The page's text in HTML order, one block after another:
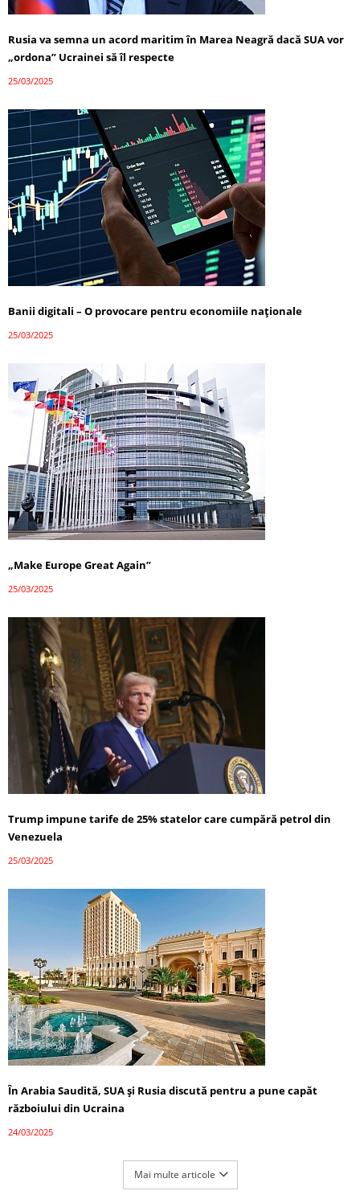
Rusia va semna un acord maritim în Marea Neagră dacă SUA vor
„ordona” Ucrainei să îl respecte
25/03/2025
Banii digitali – O provocare pentru economiile naționale
25/03/2025
„Make Europe Great Again”
25/03/2025
Trump impune tarife de 25% statelor care cumpără petrol din
Venezuela
25/03/2025
În Arabia Saudită, SUA și Rusia discută pentru a pune capăt
războiului din Ucraina
24/03/2025
Mai multe articole